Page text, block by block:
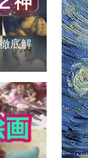
底解